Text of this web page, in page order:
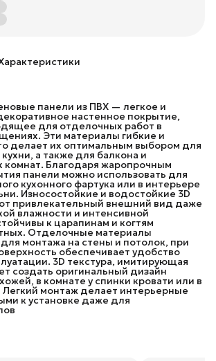
панели из ПВХ — легкое и
настенное покрытие,
для отделочных работ в
Эти материалы гибкие и
делает их оптимальным выбором для
а также для балкона и
комнат. Благодаря жаропрочным
панели можно использовать для
кухонного фартука или в интерьере
Износостойкие и водостойкие 3D
привлекательный внешний вид даже
влажности и интенсивной
к царапинам и когтям
Отделочные материалы
монтажа на стены и потолок, при
обеспечивает удобство
3D текстура, имитирующая
создать оригинальный дизайн
в комнате у спинки кровати или в
Легкий монтаж делает интерьерные
к установке даже для